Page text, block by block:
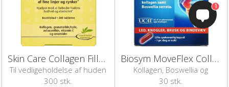
Skin Care Collagen Filler (300 stk)
Til vedligeholdelse af huden
300 stk.
Biosym MoveFlex Collagen (30 stk.)
Kollagen, Boswellia og
mineraler
30 stk.
1